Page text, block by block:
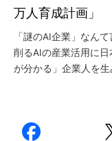
万人育成計画」
「謎のAI企業」なん
削るAIの産業活用に
が分かる」企業人を生